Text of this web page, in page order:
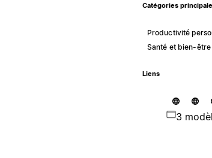
Catégories
Productivité
Santé et bien-être
Liens
3